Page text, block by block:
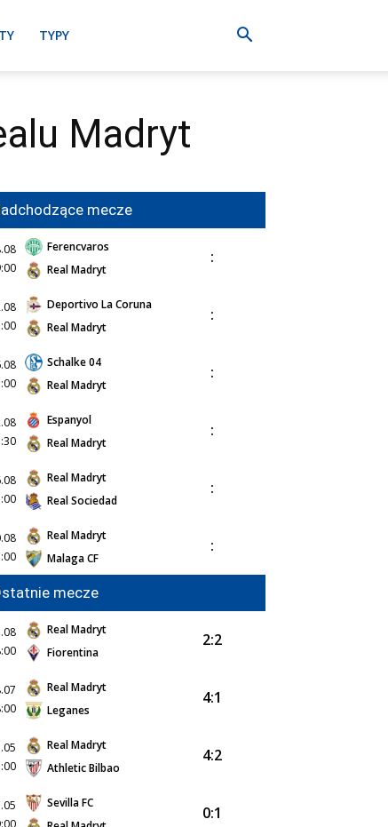
TYPY
Madryt
mecze
Ferencvaros
Real Madryt
:
Deportivo La Coruna
Real Madryt
:
Schalke 04
Real Madryt
:
Espanyol
Real Madryt
:
Real Madryt
Real Sociedad
:
Real Madryt
Malaga CF
:
mecze
Real Madryt
Fiorentina
2:2
Real Madryt
Leganes
4:1
Real Madryt
Athletic Bilbao
4:2
Sevilla FC
0:1